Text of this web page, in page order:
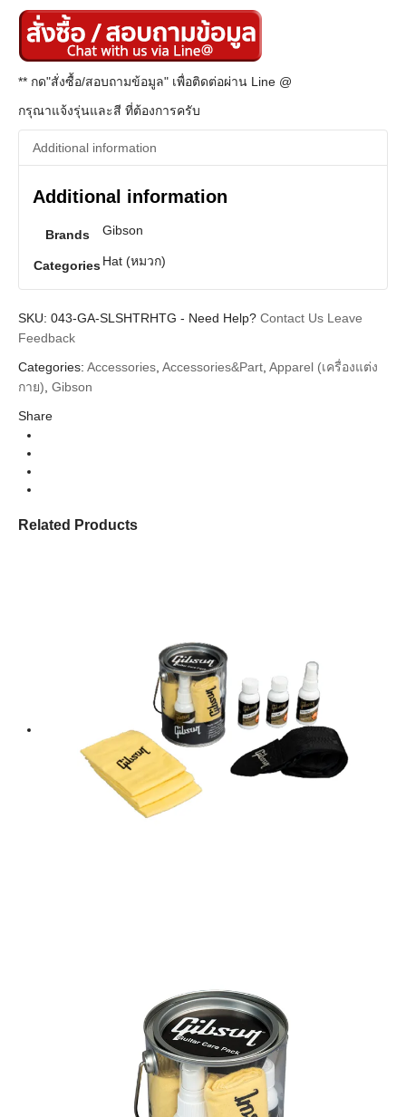
** กด"สั่งซื้อ/สอบถามข้อมูล" เพื่อติดต่อผ่าน Line @
กรุณาแจ้งรุ่นและสี ที่ต้องการครับ
Additional information
Additional information
Brands Gibson
CategoriesHat (หมวก)
SKU: 043-GA-SLSHTRHTG - Need Help? Contact Us Leave
Feedback
Categories: Accessories Accessories&Part Apparel (เครื่องแต่ง
กาย) Gibson
Share
Related Products